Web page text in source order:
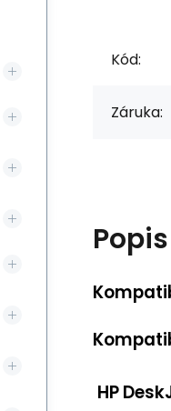
Kód:
Záruka:
Popis
HP